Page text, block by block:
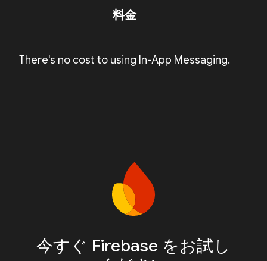
料金
There's no cost to using In-App Messaging.
今すぐ Firebase をお試し